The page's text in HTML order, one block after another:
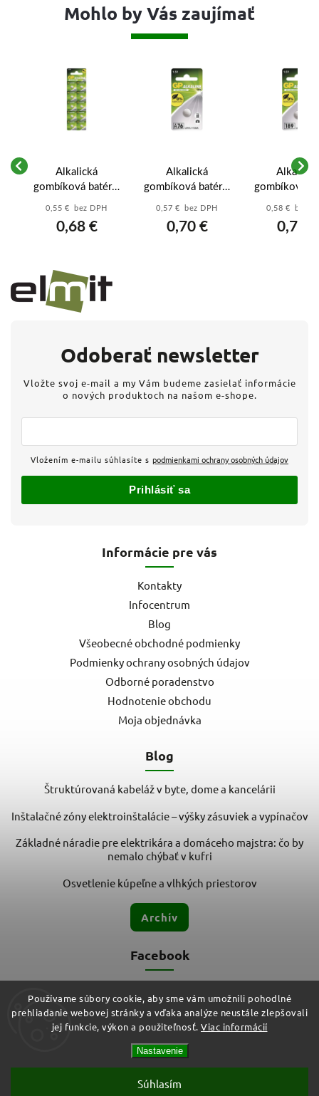
Používame súbory cookie, aby sme vám umožnili pohodlné
prehliadanie webovej stránky a vďaka analýze neustále zlepšovali
jej funkcie, výkon a použiteľnosť. Viac informácií
Nastavenie
Súhlasím
Mohlo by Vás zaujímať
Alkalická
gombíková batéria
GP LR626 (177F),
0,55 € bez DPH
0,68 €
Alkalická
gombíková batéria
GP LR44 (A76F) -
0,57 € bez DPH
0,70 €
Alkalická
gombíková
GP LR54
0,58 € bez
0,71 €
Informácie pre vás
Kontakty
Infocentrum
Blog
Všeobecné obchodné podmienky
Podmienky ochrany osobných údajov
Odborné poradenstvo
Hodnotenie obchodu
Moja objednávka
Blog
Štruktúrovaná kabeláž v byte, dome a kancelárii
Inštalačné zóny elektroinštalácie – výšky zásuviek a vypínačov
Základné náradie pre elektrikára a domáceho majstra: čo by
nemalo chýbať v kufri
Osvetlenie kúpeľne a vlhkých priestorov
Archív
Odoberať newsletter
Vložte svoj e-mail a my Vám budeme zasielať informácie
o nových produktoch na našom e-shope.
Vložením e-mailu súhlasíte s podmienkami ochrany osobných údajov
Prihlásiť sa
Facebook
ELMIT - Elektroinštalačný materiál, svietidlá
Všetky práva vyhradené.
Shoptet| Design